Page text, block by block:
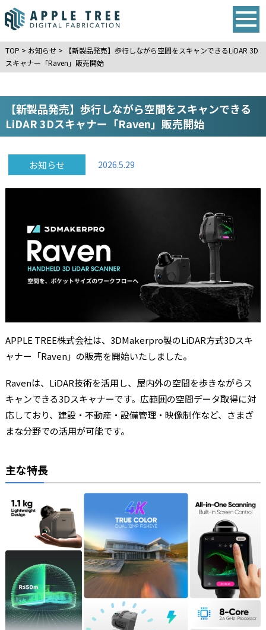
TOP > お知らせ>
【新製品発売】歩行しながら空間をスキャンできるLiDAR 3D
スキャナー「Raven」販売開始
【新製品発売】歩行しながら空間をスキャンできる
LiDAR 3Dスキャナー「Raven」販売開始
お知らせ 2026.5.29
APPLE TREE株式会社は、3DMakerpro製のLiDAR方式3Dスキ
ャナー「Raven」の販売を開始いたしました。
Ravenは、LiDAR技術を活用し、屋内外の空間を歩きながらス
キャンできる3Dスキャナーです。広範囲の空間データ取得に対
応しており、建設・不動産・設備管理・映像制作など、さまざ
まな分野での活用が可能です。
主な特長